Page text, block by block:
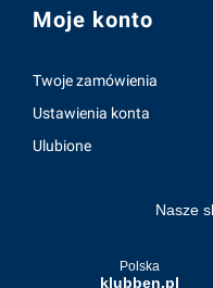
Moje konto
Twoje zamówienia
Ustawienia konta
Ulubione
Nasze
Polska
klubben.pl